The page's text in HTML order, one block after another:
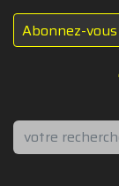
Abonnez-
Rechercher